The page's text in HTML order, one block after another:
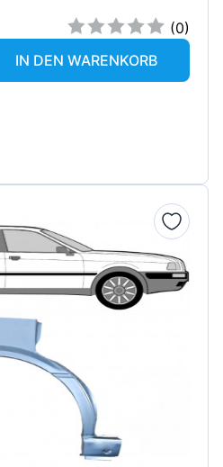
(0)
IN DEN WARENKORB